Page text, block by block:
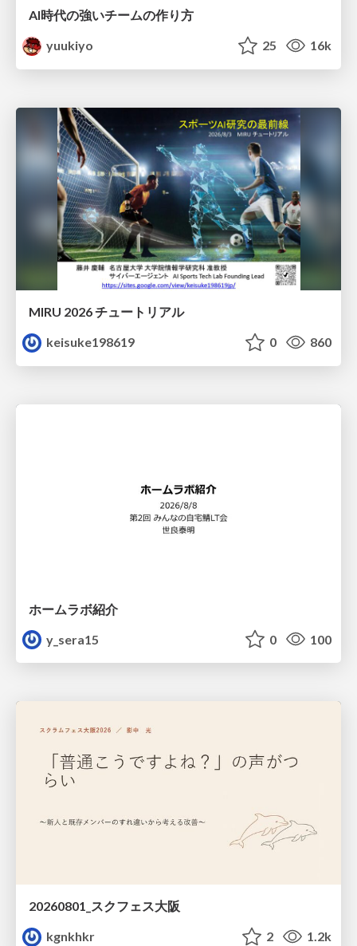
AI時代の強いチームの作り方
yuukiyo
25 16k
MIRU 2026 チュートリアル
keisuke198619
0 860
ホームラボ紹介
y_sera15
0 100
20260801_スクフェス大阪
kgnkhkr
2 1.2k